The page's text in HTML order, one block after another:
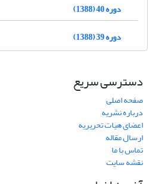
دوره 40 (1388)
دوره 39 (1388)
دسترسی سریع
صفحه اصلی
درباره نشریه
اعضای هیات تحریریه
ارسال مقاله
تماس با ما
نقشه سایت